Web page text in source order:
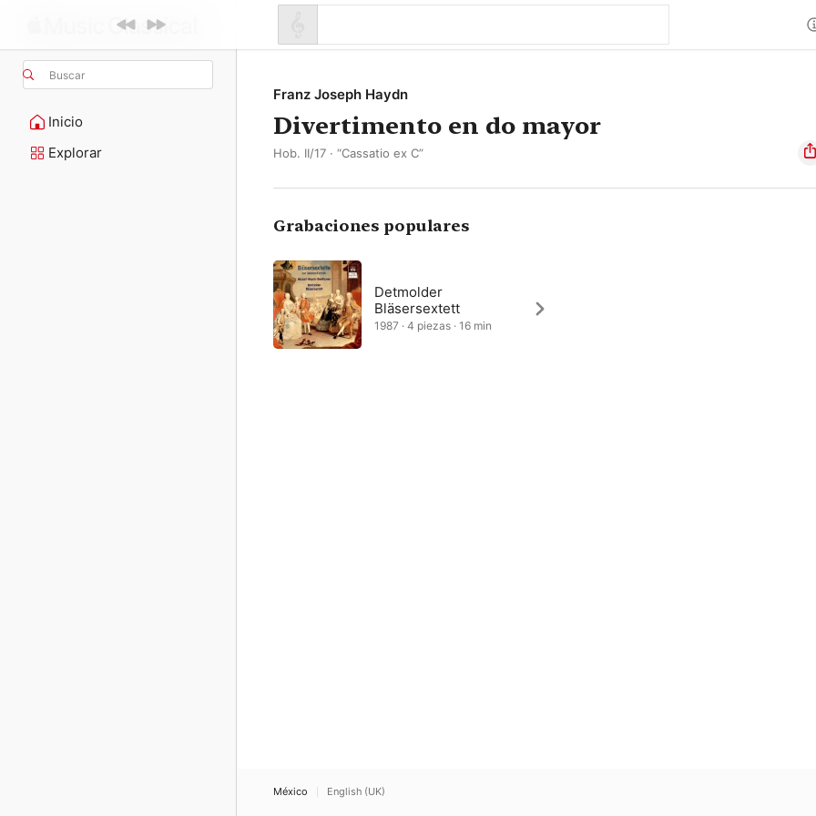
Buscar
Inicio
Explorar
Franz Joseph Haydn
Divertimento en do mayor
Hob. II/17 · “Cassatio ex C”
Grabaciones populares
Detmolder
Bläsersextett
1987 · 4 piezas · 16 min
México English (UK)